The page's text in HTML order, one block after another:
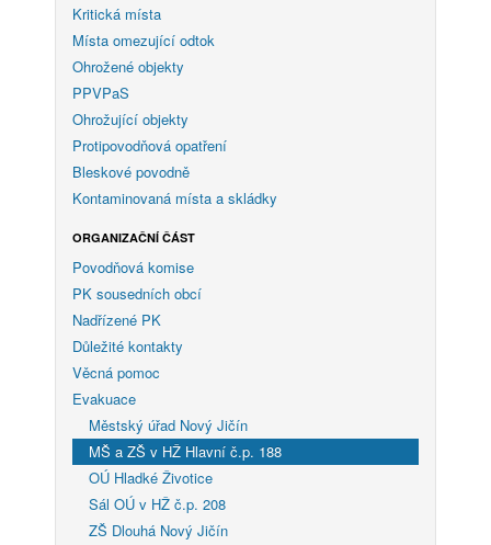
Kritická místa
Místa omezující odtok
Ohrožené objekty
PPVPaS
Ohrožující objekty
Protipovodňová opatření
Bleskové povodně
Kontaminovaná místa a skládky
ORGANIZAČNÍ ČÁST
Povodňová komise
PK sousedních obcí
Nadřízené PK
Důležité kontakty
Věcná pomoc
Evakuace
Městský úřad Nový Jičín
MŠ a ZŠ v HŽ Hlavní č.p. 188
OÚ Hladké Životice
Sál OÚ v HŽ č.p. 208
ZŠ Dlouhá Nový Jičín